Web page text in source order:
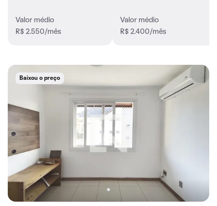
Valor médio
R$ 2.550/mês
Valor médio
R$ 2.400/mês
Baixou o preço